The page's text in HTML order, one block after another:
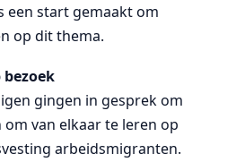
een start gemaakt om
op dit thema.
gingen in gesprek om
van elkaar te leren op
arbeidsmigranten.